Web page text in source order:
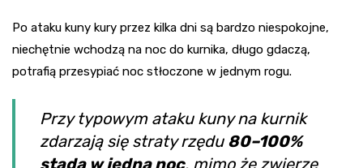
Po ataku kuny kury przez kilka dni są bardzo niespokojne,
niechętnie wchodzą na noc do kurnika, długo gdaczą,
potrafią przesypiać noc stłoczone w jednym rogu.
Przy typowym ataku kuny na kurnik
zdarzają się straty rzędu 80–100%
stada w jedną noc, mimo że zwierzę